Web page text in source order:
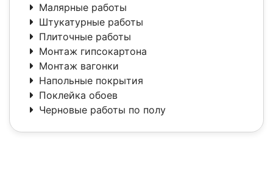
Малярные работы
Штукатурные работы
Плиточные работы
Монтаж гипсокартона
Монтаж вагонки
Напольные покрытия
Поклейка обоев
Черновые работы по полу